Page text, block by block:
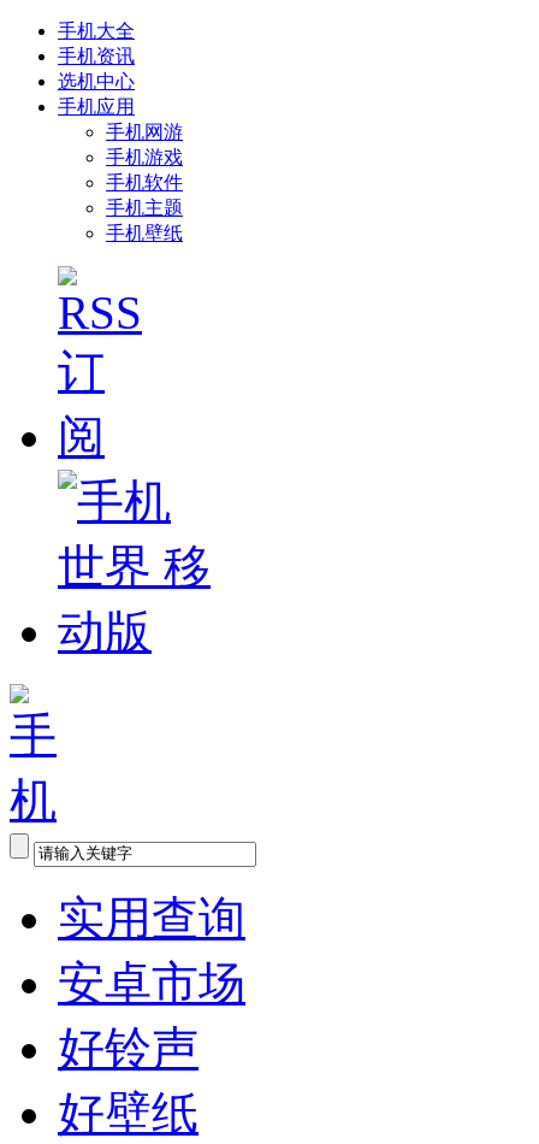
手机大全
手机资讯
选机中心
手机应用
手机网游
手机游戏
手机软件
手机主题
手机壁纸
实用查询
安卓市场
好铃声
好壁纸